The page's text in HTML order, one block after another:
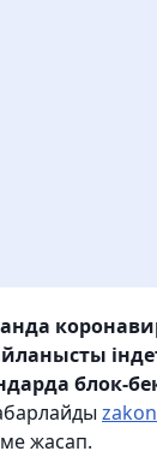
блок-
жасап.